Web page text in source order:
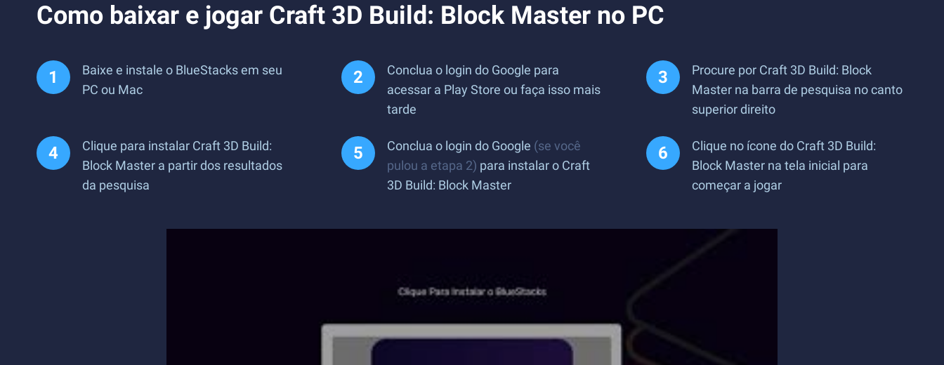
Como baixar e jogar Craft 3D Build: Block Master no PC
Baixe e instale o BlueStacks em seu
PC ou Mac
Conclua o login do Google para
acessar a Play Store ou faça isso mais
tarde
Procure por Craft 3D Build: Block
Master na barra de pesquisa no canto
superior direito
Clique para instalar Craft 3D Build:
Block Master a partir dos resultados
da pesquisa
Conclua o login do Google (se você
pulou a etapa 2) para instalar o Craft
3D Build: Block Master
Clique no ícone do Craft 3D Build:
Block Master na tela inicial para
começar a jogar